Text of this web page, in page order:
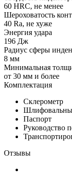
60 HRC, не менее
Шероховатость
40 Ra, не хуже
Энергия удара
196 Дж
Радиус сферы
8 мм
Минимальная
от 30 мм и более
Комплектация
Cклерометр
Паспорт
Руководство
Отзывы